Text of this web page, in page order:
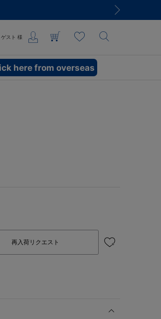
ゲスト 様
here from overseas
再入荷リクエスト